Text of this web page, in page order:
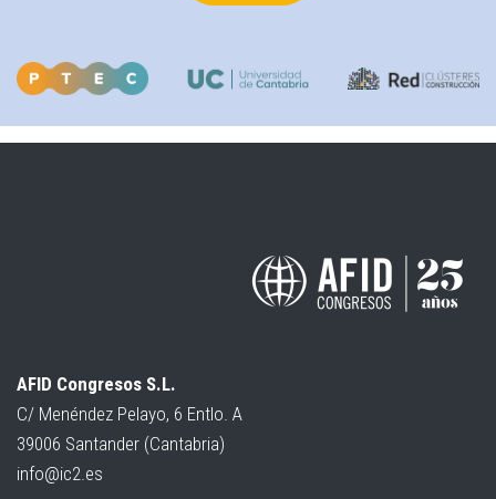
AFID Congresos S.L.
C/ Menéndez Pelayo, 6 Entlo. A
39006 Santander (Cantabria)
info@ic2.es